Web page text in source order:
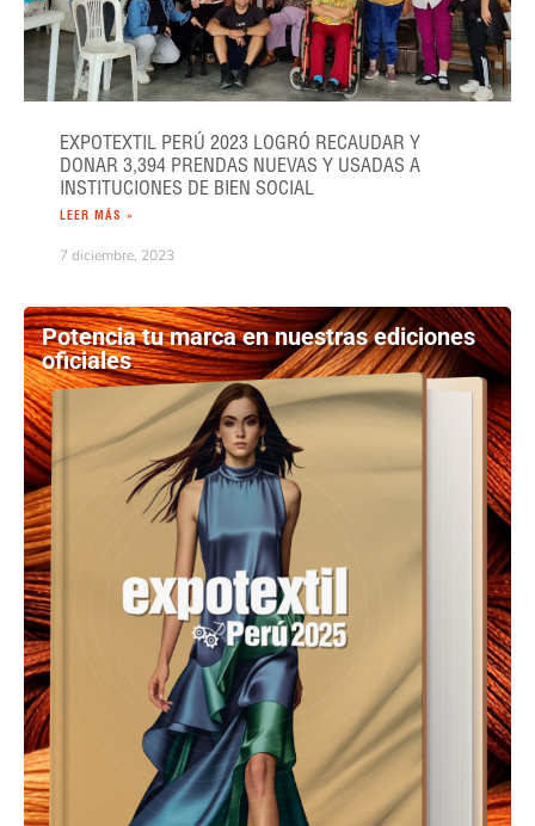
EXPOTEXTIL PERÚ 2023 LOGRÓ RECAUDAR Y
DONAR 3,394 PRENDAS NUEVAS Y USADAS A
INSTITUCIONES DE BIEN SOCIAL
LEER MÁS »
7 diciembre, 2023
Potencia tu marca en nuestras ediciones
oficiales